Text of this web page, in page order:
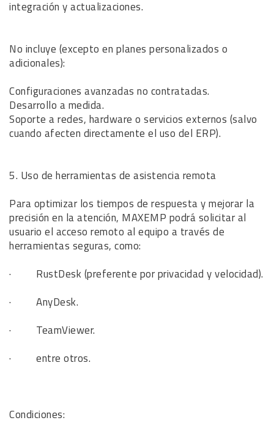
integración y actualizaciones.
No incluye (excepto en planes personalizados o
adicionales):
Configuraciones avanzadas no contratadas.
Desarrollo a medida.
Soporte a redes, hardware o servicios externos (salvo
cuando afecten directamente el uso del ERP).
5. Uso de herramientas de asistencia remota
Para optimizar los tiempos de respuesta y mejorar la
precisión en la atención, MAXEMP podrá solicitar al
usuario el acceso remoto al equipo a través de
herramientas seguras, como:
· RustDesk (preferente por privacidad y velocidad).
· AnyDesk.
· TeamViewer.
· entre otros.
Condiciones: